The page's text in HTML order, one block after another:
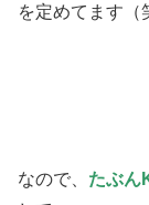
を定めてます（
なので、 たぶん